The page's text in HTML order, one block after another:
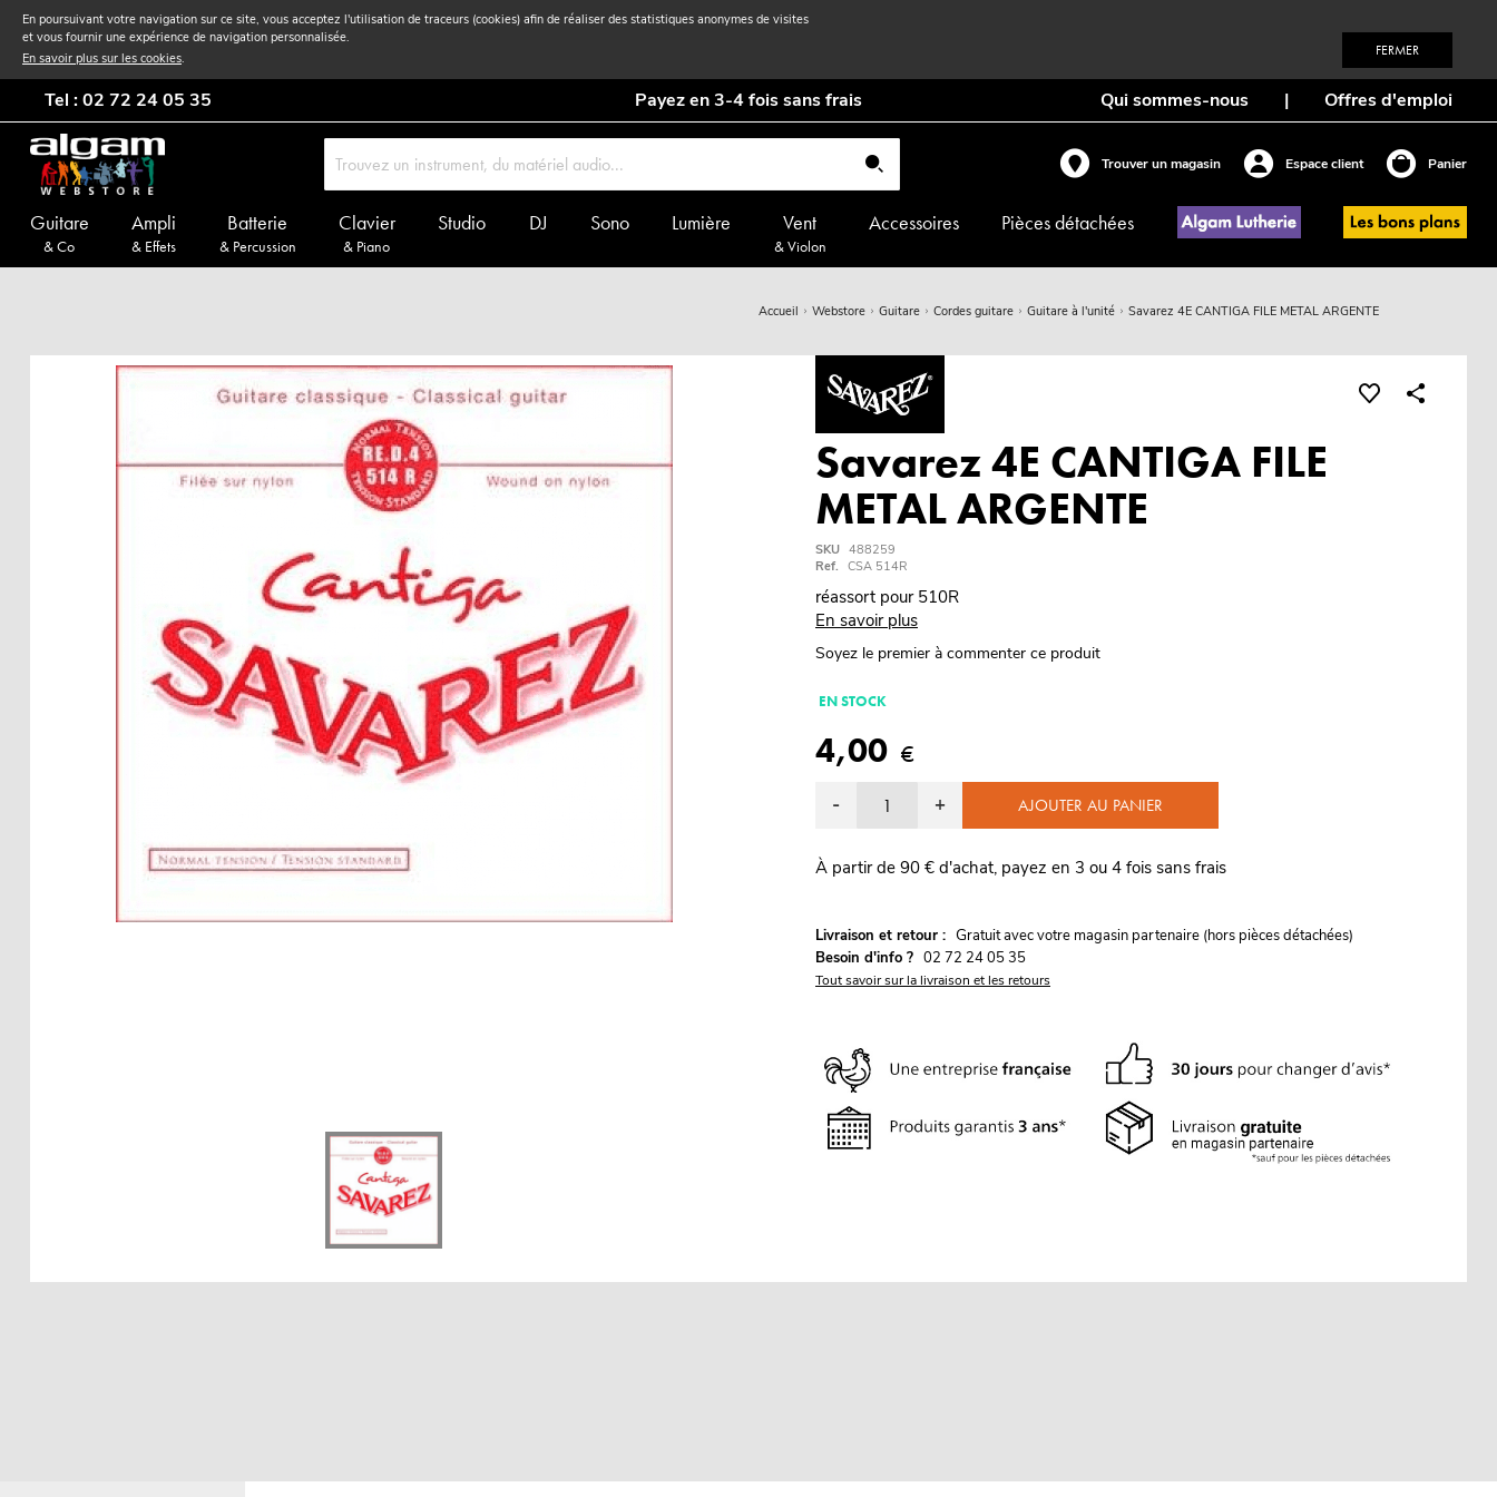
En poursuivant votre navigation sur ce site, vous acceptez l'utilisation de traceurs (cookies) afin de réaliser des statistiques anonymes de visites
et vous fournir une expérience de navigation personnalisée.
En savoir plus sur les cookies. FERMER
Tel : 02 72 24 05 35 Payez en 3-4 fois sans frais Qui sommes-nous | Offres d'emploi
Trouver un magasin Espace client Panier
Guitare
& Co
Ampli
& Effets
Batterie
& Percussion
Clavier
& Piano
Studio DJ Sono Lumière Vent
& Violon
Accessoires Pièces détachées
Accueil Webstore Guitare Cordes guitare Guitare à l'unité Savarez 4E CANTIGA FILE METAL ARGENTE
Savarez 4E CANTIGA FILE
METAL ARGENTE
SKU 488259
Ref. CSA 514R
réassort pour 510R
En savoir plus
Soyez le premier à commenter ce produit
EN STOCK
4,00 €
- + AJOUTER AU PANIER
À partir de 90 € d'achat, payez en 3 ou 4 fois sans frais
Livraison et retour : Gratuit avec votre magasin partenaire (hors pièces détachées)
Besoin d'info ? 02 72 24 05 35
Tout savoir sur la livraison et les retours